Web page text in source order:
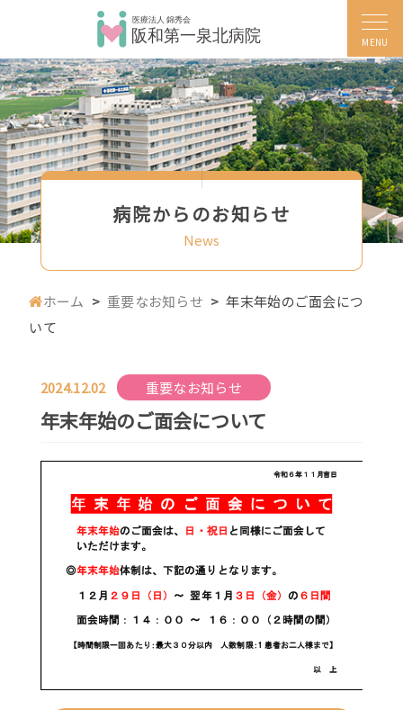
MENU
病院からのお知らせ
News
ホーム 重要なお知らせ
年末年始のご面会につ
いて
2024.12.02 重要なお知らせ
年末年始のご面会について